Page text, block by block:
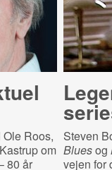
Roos,
om
80 år
Steven
Bluesog
vejen for